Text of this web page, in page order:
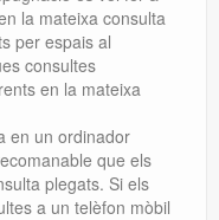
la mateixa consulta
per espais al
consultes
en la mateixa
en un ordinador
que els
plegats. Si els
a un telèfon mòbil